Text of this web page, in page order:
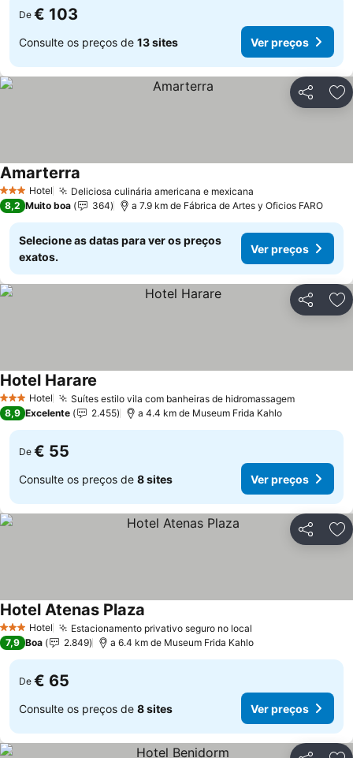
De € 103
Consulte os preços de 13 sites Ver preços
Partilhar
3 EstrelasHotel Deliciosa culinária americana e mexicana
Amarterra
8,2 Muito boa 364 a 7.9 km de Fábrica de Artes y Oficios FARO
Selecione as datas para ver os preços
exatos.
Ver preços
Partilhar
3 EstrelasHotel Suítes estilo vila com banheiras de hidromassagemVer
Hotel Harare
8,9 Excelente 2.455 a 4.4 km de Museum Frida Kahlo
De € 55
Consulte os preços de 8 sites Ver preços
Partilhar
3 EstrelasHotel Estacionamento privativo seguro no local
Hotel Atenas Plaza
7,9 Boa 2.849 a 6.4 km de Museum Frida Kahlo
De € 65
Consulte os preços de 8 sites Ver preços